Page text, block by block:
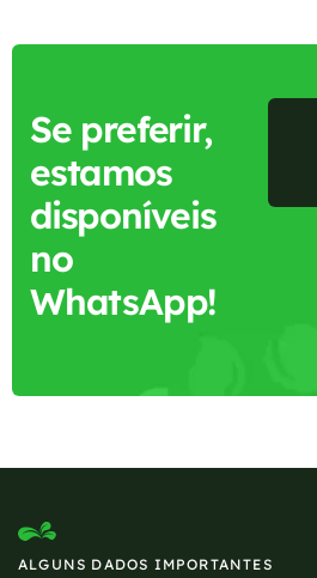
Se preferir,
estamos
disponíveis
no
WhatsApp!
ALGUNS DADOS IMPORTANTES